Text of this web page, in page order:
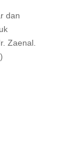
dan
Zaenal.